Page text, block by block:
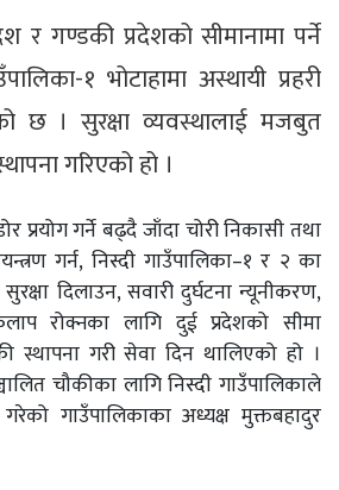
र गण्डकी प्रदेशको सीमानामा पर्ने
१ भोटाहामा अस्थायी प्रहरी
छ । सुरक्षा व्यवस्थालाई मजबुत
गरिएको हो ।
प्रयोग गर्ने बढ्दै जाँदा चोरी निकासी तथा
गर्न, निस्दी गाउँपालिका–१ र २ का
दिलाउन, सवारी दुर्घटना न्यूनीकरण,
रोक्नका लागि दुई प्रदेशको सीमा
स्थापना गरी सेवा दिन थालिएको हो ।
चौकीका लागि निस्दी गाउँपालिकाले
गाउँपालिकाका अध्यक्ष मुक्तबहादुर